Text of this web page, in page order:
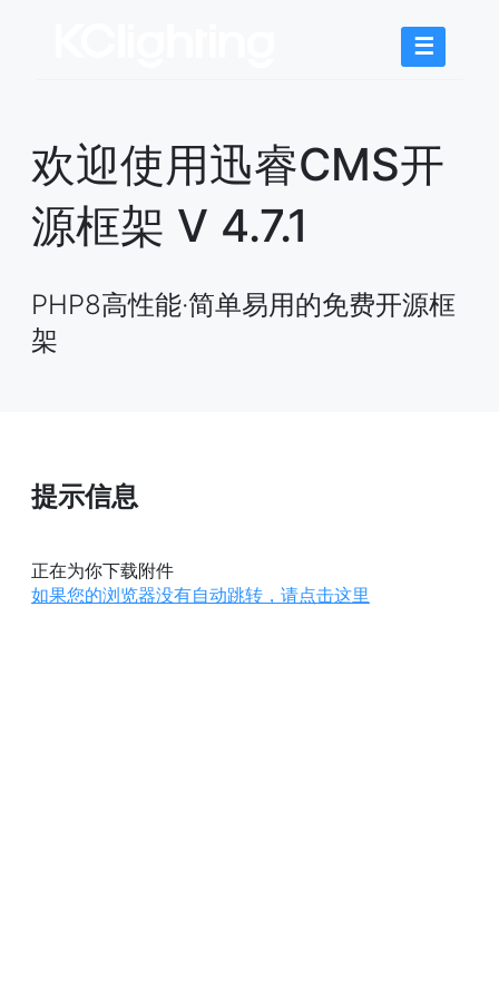
☰
欢迎使用迅睿CMS开
源框架 V 4.7.1
PHP8高性能·简单易用的免费开源框
架
提示信息
正在为你下载附件
如果您的浏览器没有自动跳转，请点击这里